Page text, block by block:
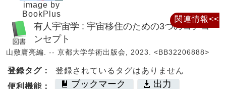
image by
BookPlus
有人宇宙学 : 宇宙移住のための3つのコアコ
ンセプト
山敷庸亮編. -- 京都大学学術出版会, 2023. <BB32206888>
登録タグ：
登録されているタグはありません
便利機能：
ブックマーク
出力
関連情報<<